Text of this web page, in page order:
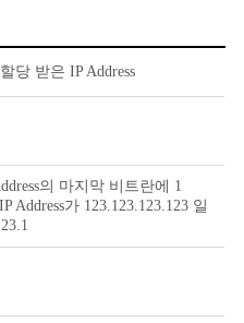
당 받은 IP Address
의 마지막 비트란에 1
Address가 123.123.123.123 일